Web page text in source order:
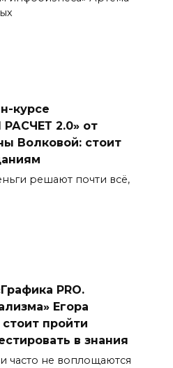
курсе
2.0» от
Волковой: стоит
решают почти всё,
PRO.
Егора
пройти
в знания
часто не воплощаются